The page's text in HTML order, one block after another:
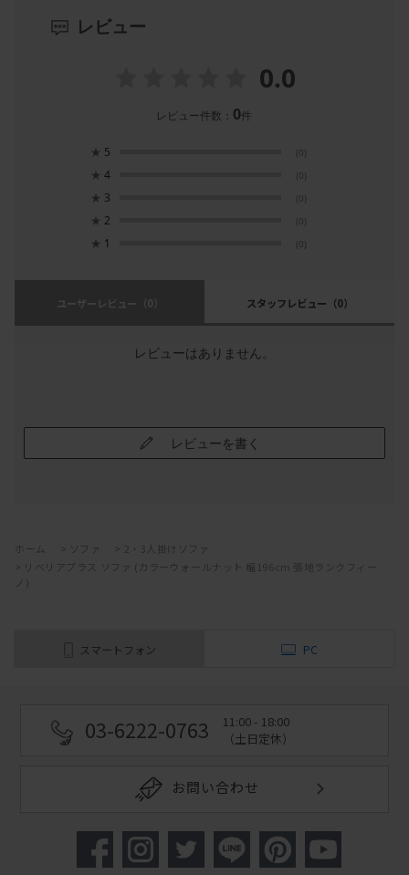
レビュー
0.0
レビュー件数： 0件
★ 5 (0)
★ 4 (0)
★ 3 (0)
★ 2 (0)
★ 1 (0)
ユーザーレビュー （0） スタッフレビュー （0）
レビューはありません。
レビューを書く
ホーム ソファ
2・3人掛けソファ
リベリアプラス ソファ (カラーウォールナット 幅196cm 張地ランクフィー
スマートフォン PC
03-6222-0763
11:00 - 18:00
（土日定休）
お問い合わせ